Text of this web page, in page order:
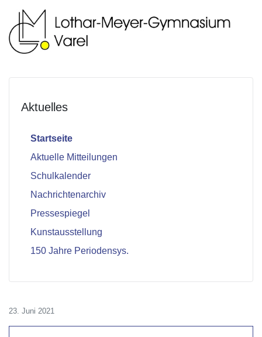
Aktuelles
Startseite
Aktuelle Mitteilungen
Schulkalender
Nachrichtenarchiv
Pressespiegel
Kunstausstellung
150 Jahre Periodensys.
23. Juni 2021